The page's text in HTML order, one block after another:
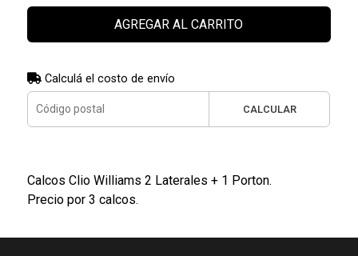
AGREGAR AL CARRITO
Calculá el costo de envío
CALCULAR
Calcos Clio Williams 2 Laterales + 1 Porton.
Precio por 3 calcos.